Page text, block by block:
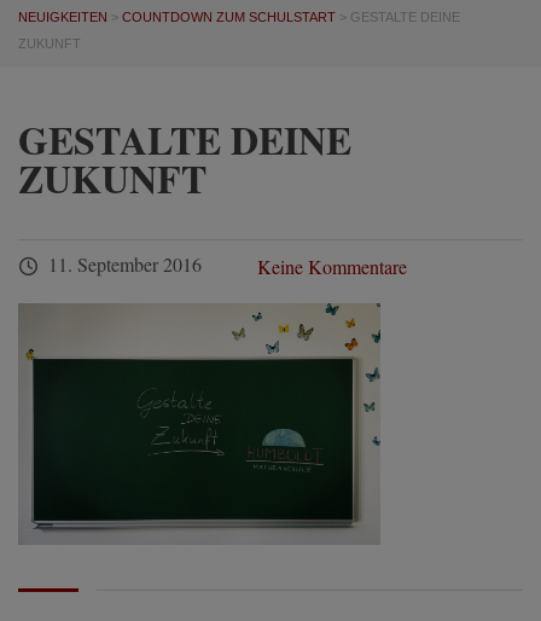
NEUIGKEITEN > COUNTDOWN ZUM SCHULSTART > GESTALTE DEINE
ZUKUNFT
GESTALTE DEINE
ZUKUNFT
11. September 2016 Keine Kommentare